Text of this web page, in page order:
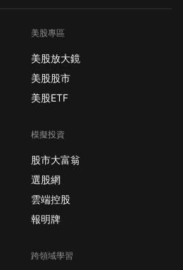
美股專區
美股放大鏡
美股股市
美股ETF
模擬投資
股市大富翁
選股網
雲端控股
報明牌
跨領域學習